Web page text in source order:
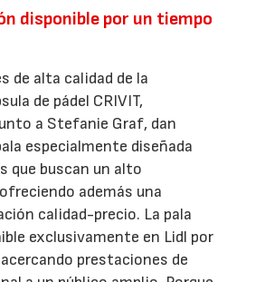
disponible por un tiempo
de alta calidad de la
de pádel CRIVIT,
a Stefanie Graf, dan
especialmente diseñada
que buscan un alto
además una
calidad-precio. La pala
exclusivamente en Lidl por
prestaciones de